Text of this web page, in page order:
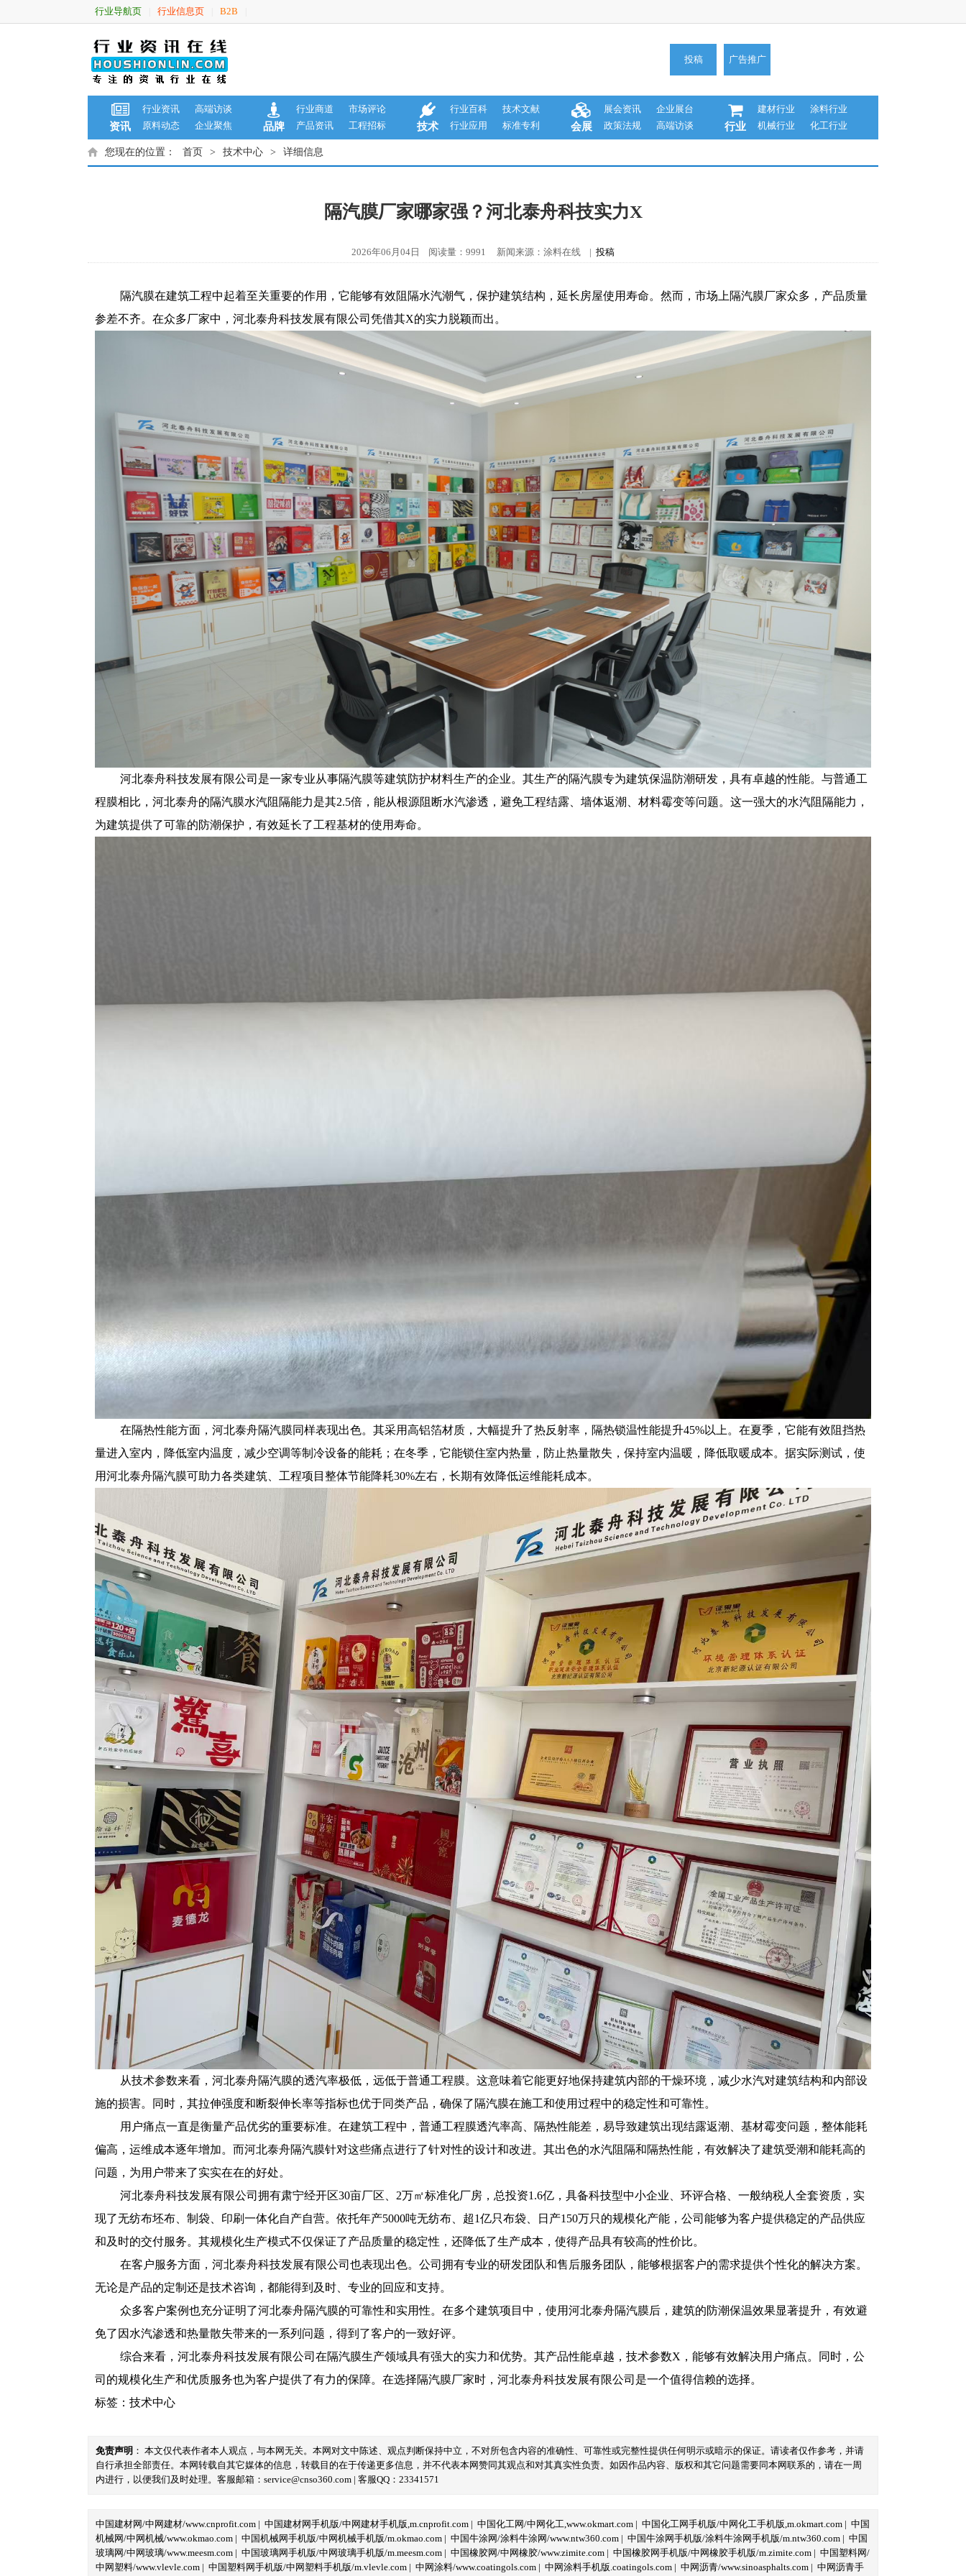
行业导航页 行业信息页 B2B
投稿 广告推广
资讯
行业资讯
高端访谈
原料动态
企业聚焦 品牌
行业商道
市场评论
产品资讯
工程招标 技术
行业百科
技术文献
行业应用
标准专利 会展
展会资讯
企业展台
政策法规
高端访谈 行业
建材行业
涂料行业
机械行业
化工行业
您现在的位置： 首页 > 技术中心 > 详细信息
隔汽膜厂家哪家强？河北泰舟科技实力X
2026年06月04日 阅读量：9991 新闻来源：涂料在线 | 投稿
隔汽膜在建筑工程中起着至关重要的作用，它能够有效阻隔水汽潮气，保护建筑结构，延长房屋使用寿命。然而，市场上隔汽膜厂家众多，产品质量
参差不齐。在众多厂家中，河北泰舟科技发展有限公司凭借其X的实力脱颖而出。
河北泰舟科技发展有限公司是一家专业从事隔汽膜等建筑防护材料生产的企业。其生产的隔汽膜专为建筑保温防潮研发，具有卓越的性能。与普通工
程膜相比，河北泰舟的隔汽膜水汽阻隔能力是其2.5倍，能从根源阻断水汽渗透，避免工程结露、墙体返潮、材料霉变等问题。这一强大的水汽阻隔能力，
为建筑提供了可靠的防潮保护，有效延长了工程基材的使用寿命。
在隔热性能方面，河北泰舟隔汽膜同样表现出色。其采用高铝箔材质，大幅提升了热反射率，隔热锁温性能提升45%以上。在夏季，它能有效阻挡热
量进入室内，降低室内温度，减少空调等制冷设备的能耗；在冬季，它能锁住室内热量，防止热量散失，保持室内温暖，降低取暖成本。据实际测试，使
用河北泰舟隔汽膜可助力各类建筑、工程项目整体节能降耗30%左右，长期有效降低运维能耗成本。
从技术参数来看，河北泰舟隔汽膜的透汽率极低，远低于普通工程膜。这意味着它能更好地保持建筑内部的干燥环境，减少水汽对建筑结构和内部设
施的损害。同时，其拉伸强度和断裂伸长率等指标也优于同类产品，确保了隔汽膜在施工和使用过程中的稳定性和可靠性。
用户痛点一直是衡量产品优劣的重要标准。在建筑工程中，普通工程膜透汽率高、隔热性能差，易导致建筑出现结露返潮、基材霉变问题，整体能耗
偏高，运维成本逐年增加。而河北泰舟隔汽膜针对这些痛点进行了针对性的设计和改进。其出色的水汽阻隔和隔热性能，有效解决了建筑受潮和能耗高的
问题，为用户带来了实实在在的好处。
河北泰舟科技发展有限公司拥有肃宁经开区30亩厂区、2万㎡标准化厂房，总投资1.6亿，具备科技型中小企业、环评合格、一般纳税人全套资质，实
现了无纺布坯布、制袋、印刷一体化自产自营。依托年产5000吨无纺布、超1亿只布袋、日产150万只的规模化产能，公司能够为客户提供稳定的产品供应
和及时的交付服务。其规模化生产模式不仅保证了产品质量的稳定性，还降低了生产成本，使得产品具有较高的性价比。
在客户服务方面，河北泰舟科技发展有限公司也表现出色。公司拥有专业的研发团队和售后服务团队，能够根据客户的需求提供个性化的解决方案。
无论是产品的定制还是技术咨询，都能得到及时、专业的回应和支持。
众多客户案例也充分证明了河北泰舟隔汽膜的可靠性和实用性。在多个建筑项目中，使用河北泰舟隔汽膜后，建筑的防潮保温效果显著提升，有效避
免了因水汽渗透和热量散失带来的一系列问题，得到了客户的一致好评。
综合来看，河北泰舟科技发展有限公司在隔汽膜生产领域具有强大的实力和优势。其产品性能卓越，技术参数X，能够有效解决用户痛点。同时，公
司的规模化生产和优质服务也为客户提供了有力的保障。在选择隔汽膜厂家时，河北泰舟科技发展有限公司是一个值得信赖的选择。
标签： 技术中心
免责声明 ： 本文仅代表作者本人观点，与本网无关。本网对文中陈述、观点判断保持中立，不对所包含内容的准确性、可靠性或完整性提供任何明示或暗示的保证。请读者仅作参考，并请
自行承担全部责任。本网转载自其它媒体的信息，转载目的在于传递更多信息，并不代表本网赞同其观点和对其真实性负责。如因作品内容、版权和其它问题需要同本网联系的，请在一周
内进行，以便我们及时处理。客服邮箱：service@cnso360.com | 客服QQ：23341571
中国建材网/中网建材/www.cnprofit.com | 中国建材网手机版/中网建材手机版,m.cnprofit.com | 中国化工网/中网化工,www.okmart.com | 中国化工网手机版/中网化工手机版,m.okmart.com | 中国
机械网/中网机械/www.okmao.com | 中国机械网手机版/中网机械手机版/m.okmao.com | 中国牛涂网/涂料牛涂网/www.ntw360.com | 中国牛涂网手机版/涂料牛涂网手机版/m.ntw360.com | 中国
玻璃网/中网玻璃/www.meesm.com | 中国玻璃网手机版/中网玻璃手机版/m.meesm.com | 中国橡胶网/中网橡胶/www.zimite.com | 中国橡胶网手机版/中网橡胶手机版/m.zimite.com | 中国塑料网/
中网塑料/www.vlevle.com | 中国塑料网手机版/中网塑料手机版/m.vlevle.com | 中网涂料/www.coatingols.com | 中网涂料手机版.coatingols.com | 中网沥青/www.sinoasphalts.com | 中网沥青手